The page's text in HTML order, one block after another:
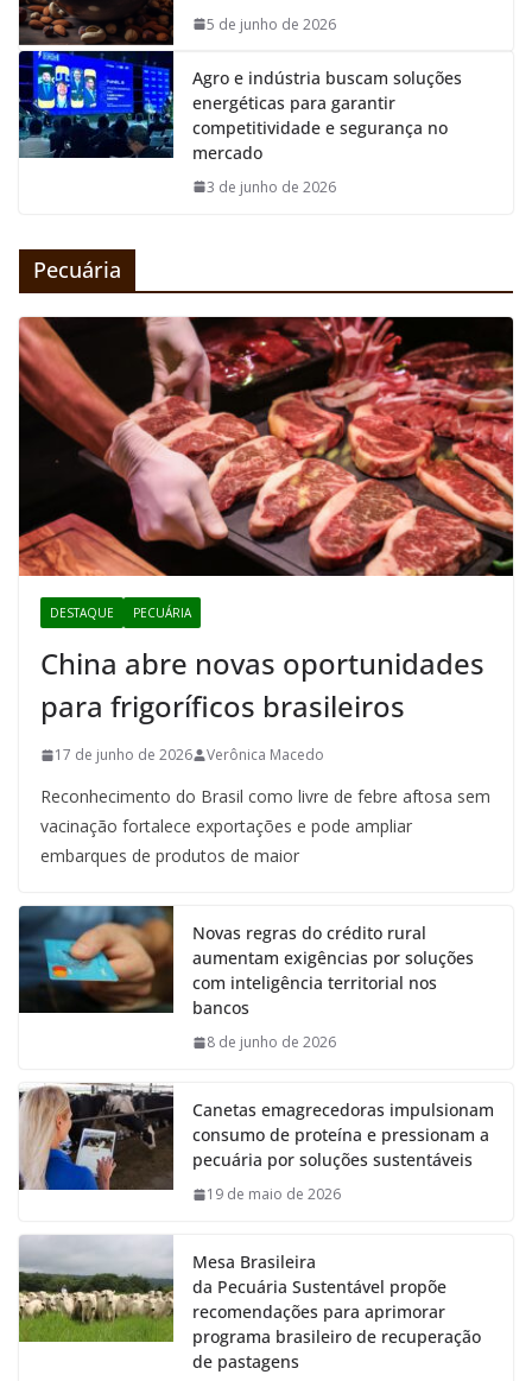
5 de junho de 2026
Agro e indústria buscam soluções
energéticas para garantir
competitividade e segurança no
mercado
3 de junho de 2026
Pecuária
DESTAQUE PECUÁRIA
China abre novas oportunidades
para frigoríficos brasileiros
17 de junho de 2026 Verônica Macedo
Reconhecimento do Brasil como livre de febre aftosa sem
vacinação fortalece exportações e pode ampliar
embarques de produtos de maior
Novas regras do crédito rural
aumentam exigências por soluções
com inteligência territorial nos
bancos
8 de junho de 2026
Canetas emagrecedoras impulsionam
consumo de proteína e pressionam a
pecuária por soluções sustentáveis
19 de maio de 2026
Mesa Brasileira
da Pecuária Sustentável propõe
recomendações para aprimorar
programa brasileiro de recuperação
de pastagens